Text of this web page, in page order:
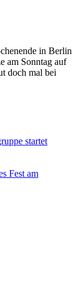
in Berlin
am Sonntag auf
doch mal bei
startet
Fest am